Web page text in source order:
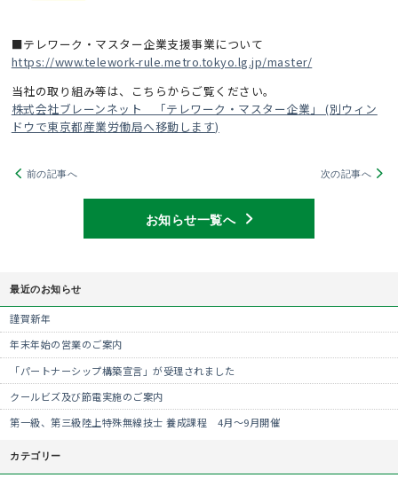
■テレワーク・マスター企業支援事業について
https://www.telework-rule.metro.tokyo.lg.jp/master/
当社の取り組み等は、こちらからご覧ください。
株式会社ブレーンネット 「テレワーク・マスター企業」 (別ウィン
ドウで東京都産業労働局へ移動します)
前の記事へ 次の記事へ
お知らせ一覧へ
最近のお知らせ
謹賀新年
年末年始の営業のご案内
「パートナーシップ構築宣言」が受理されました
クールビズ及び節電実施のご案内
第一級、第三級陸上特殊無線技士 養成課程 4月～9月開催
カテゴリー